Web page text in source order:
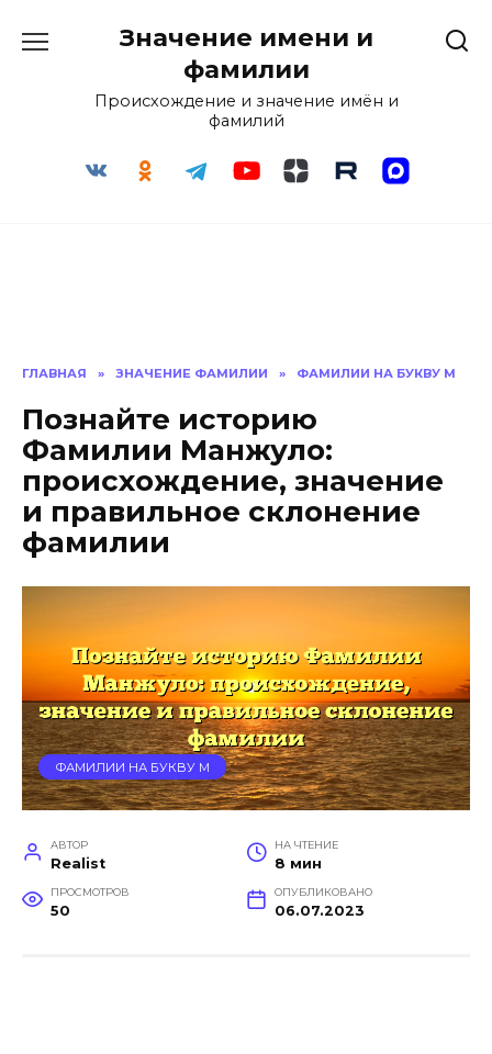
Значение имени и
фамилии
Происхождение и значение имён и
фамилий
ГЛАВНАЯ » ЗНАЧЕНИЕ ФАМИЛИИ » ФАМИЛИИ НА БУКВУ М
Познайте историю
Фамилии Манжуло:
происхождение, значение
и правильное склонение
фамилии
ФАМИЛИИ НА БУКВУ М
АВТОР
Realist
НА ЧТЕНИЕ
8 мин
ПРОСМОТРОВ
50
ОПУБЛИКОВАНО
06.07.2023